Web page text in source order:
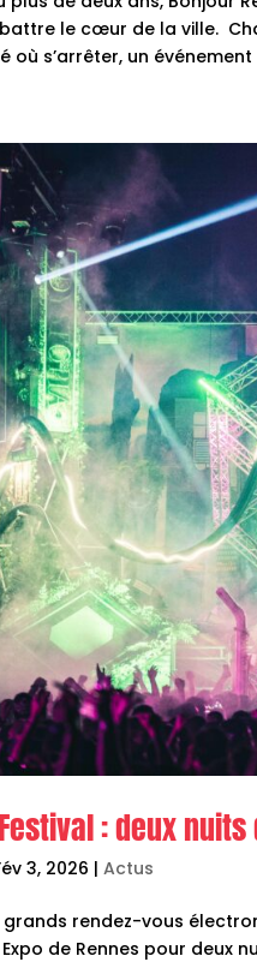
le cœur de la ville.
où s’arrêter, un événement
: deux
3, 2026 |Actus
grands rendez-vous
de Rennes pour deux